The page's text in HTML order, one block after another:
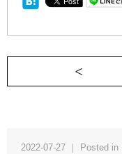
2022-07-27 ｜ Posted in